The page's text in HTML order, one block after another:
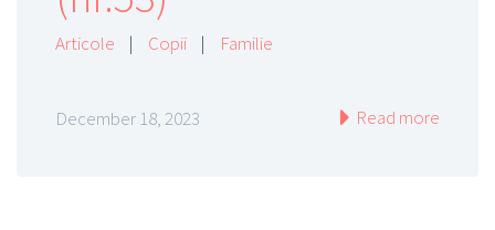
Articole | Copii | Familie
December 18, 2023 Read more